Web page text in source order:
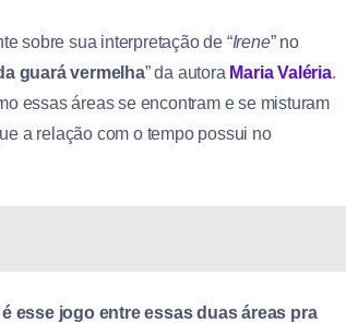
sobre sua interpretação de “Irene” no
guará vermelha” da autora Maria Valéria.
essas áreas se encontram e se misturam
a relação com o tempo possui no
esse jogo entre essas duas áreas pra